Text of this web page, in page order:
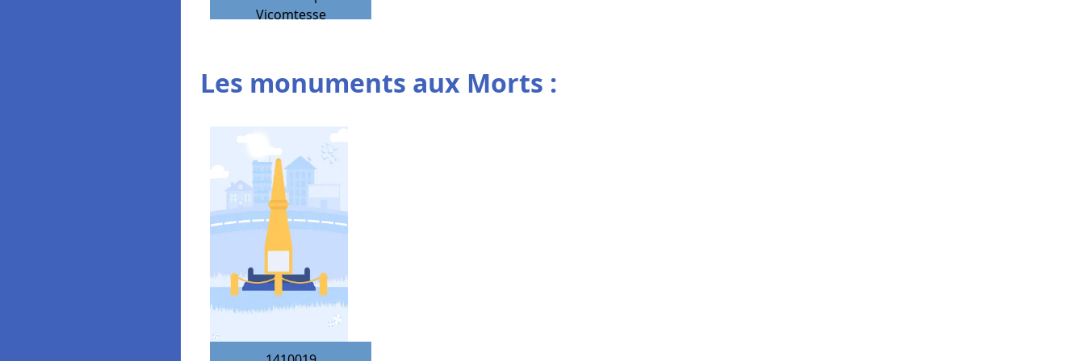
Vicomtesse
Les monuments aux Morts :